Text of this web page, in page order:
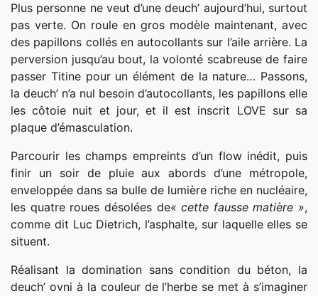
Plus personne ne veut d’une deuch’ aujourd’hui, surtout
pas verte. On roule en gros modèle maintenant, avec
des papillons collés en autocollants sur l’aile arrière. La
perversion jusqu’au bout, la volonté scabreuse de faire
passer Titine pour un élément de la nature… Passons,
la deuch’ n’a nul besoin d’autocollants, les papillons elle
les côtoie nuit et jour, et il est inscrit LOVE sur sa
plaque d’émasculation.
Parcourir les champs empreints d’un flow inédit, puis
finir un soir de pluie aux abords d’une métropole,
enveloppée dans sa bulle de lumière riche en nucléaire,
les quatre roues désolées de« cette fausse matière »,
comme dit Luc Dietrich, l’asphalte, sur laquelle elles se
situent.
Réalisant la domination sans condition du béton, la
deuch’ ovni à la couleur de l’herbe se met à s’imaginer